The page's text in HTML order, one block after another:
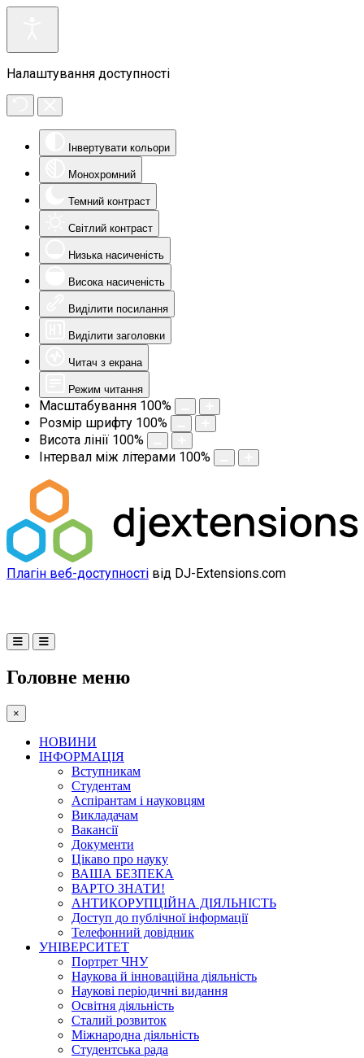
Налаштування доступності
Інвертувати кольори
Монохромний
Темний контраст
Світлий контраст
Низька насиченість
Висока насиченість
Виділити посилання
Виділити заголовки
Читач з екрана
Режим читання
Масштабування 100%
Розмір шрифту 100%
Висота лінії 100%
Інтервал між літерами 100%
Плагін веб-доступності від DJ-Extensions.com
Головне меню
×
НОВИНИ
ІНФОРМАЦІЯ
Вступникам
Студентам
Аспірантам і науковцям
Викладачам
Вакансії
Документи
Цікаво про науку
ВАША БЕЗПЕКА
ВАРТО ЗНАТИ!
АНТИКОРУПЦІЙНА ДІЯЛЬНІСТЬ
Доступ до публічної інформації
Телефонний довідник
УНІВЕРСИТЕТ
Портрет ЧНУ
Наукова й інноваційна діяльність
Наукові періодичні видання
Освітня діяльність
Сталий розвиток
Міжнародна діяльність
Студентська рада